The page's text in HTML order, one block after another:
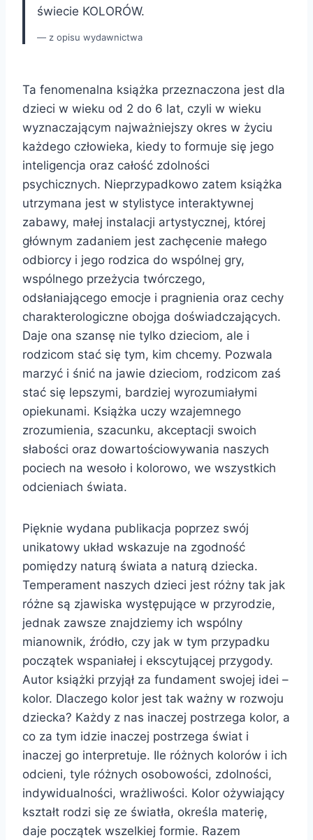
świecie KOLORÓW.
z opisu wydawnictwa
Ta fenomenalna książka przeznaczona jest dla
dzieci w wieku od 2 do 6 lat, czyli w wieku
wyznaczającym najważniejszy okres w życiu
każdego człowieka, kiedy to formuje się jego
inteligencja oraz całość zdolności
psychicznych. Nieprzypadkowo zatem książka
utrzymana jest w stylistyce interaktywnej
zabawy, małej instalacji artystycznej, której
głównym zadaniem jest zachęcenie małego
odbiorcy i jego rodzica do wspólnej gry,
wspólnego przeżycia twórczego,
odsłaniającego emocje i pragnienia oraz cechy
charakterologiczne obojga doświadczających.
Daje ona szansę nie tylko dzieciom, ale i
rodzicom stać się tym, kim chcemy. Pozwala
marzyć i śnić na jawie dzieciom, rodzicom zaś
stać się lepszymi, bardziej wyrozumiałymi
opiekunami. Książka uczy wzajemnego
zrozumienia, szacunku, akceptacji swoich
słabości oraz dowartościowywania naszych
pociech na wesoło i kolorowo, we wszystkich
odcieniach świata.
Pięknie wydana publikacja poprzez swój
unikatowy układ wskazuje na zgodność
pomiędzy naturą świata a naturą dziecka.
Temperament naszych dzieci jest różny tak jak
różne są zjawiska występujące w przyrodzie,
jednak zawsze znajdziemy ich wspólny
mianownik, źródło, czy jak w tym przypadku
początek wspaniałej i ekscytującej przygody.
Autor książki przyjął za fundament swojej idei –
kolor. Dlaczego kolor jest tak ważny w rozwoju
dziecka? Każdy z nas inaczej postrzega kolor, a
co za tym idzie inaczej postrzega świat i
inaczej go interpretuje. Ile różnych kolorów i ich
odcieni, tyle różnych osobowości, zdolności,
indywidualności, wrażliwości. Kolor ożywiający
kształt rodzi się ze światła, określa materię,
daje początek wszelkiej formie. Razem